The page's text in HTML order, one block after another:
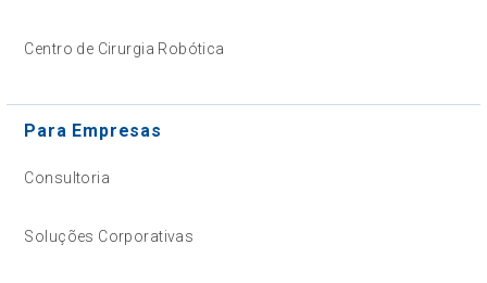
Centro de Cirurgia Robótica
Para Empresas
Consultoria
Soluções Corporativas